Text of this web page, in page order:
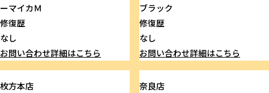
ーマイカＭ
修復歴
なし
お問い合わせ詳細はこちら
ブラック
修復歴
なし
お問い合わせ詳細はこちら
枚方本店
奈良店